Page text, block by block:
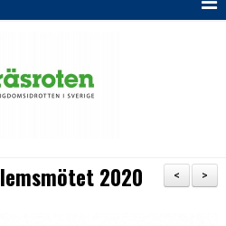
>
<
2020